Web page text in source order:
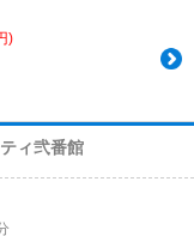
)
ィ弐番館